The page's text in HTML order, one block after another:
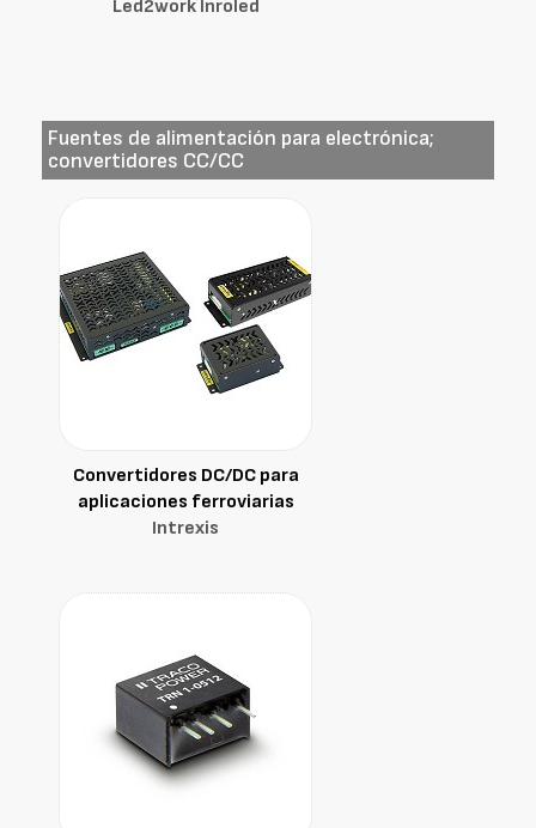
Led2work Inroled
Fuentes de alimentación para electrónica;
convertidores CC/CC
Convertidores DC/DC para
aplicaciones ferroviarias
Intrexis